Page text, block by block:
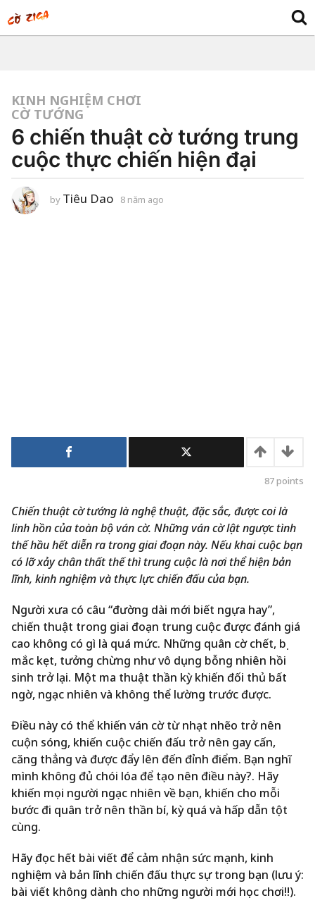
KINH NGHIỆM CHƠI
CỜ TƯỚNG
6 chiến thuật cờ tướng trung
cuộc thực chiến hiện đại
by Tiêu Dao 8 năm ago
87points
Chiến thuật cờ tướng là nghệ thuật, đặc sắc, được coi là
linh hồn của toàn bộ ván cờ. Những ván cờ lật ngược tình
thế hầu hết diễn ra trong giai đoạn này. Nếu khai cuộc bạn
có lỡ xảy chân thất thế thì trung cuộc là nơi thể hiện bản
lĩnh, kinh nghiệm và thực lực chiến đấu của bạn.
Người xưa có câu “đường dài mới biết ngựa hay”,
chiến thuật trong giai đoạn trung cuộc được đánh giá
cao không có gì là quá mức. Những quân cờ chết, bị
mắc kẹt, tưởng chừng như vô dụng bỗng nhiên hồi
sinh trở lại. Một ma thuật thần kỳ khiến đối thủ bất
ngờ, ngạc nhiên và không thể lường trước được.
Điều này có thể khiến ván cờ từ nhạt nhẽo trở nên
cuộn sóng, khiến cuộc chiến đấu trở nên gay cấn,
căng thẳng và được đẩy lên đến đỉnh điểm. Bạn nghĩ
mình không đủ chói lóa để tạo nên điều này?. Hãy
khiến mọi người ngạc nhiên về bạn, khiến cho mỗi
bước đi quân trở nên thần bí, kỳ quá và hấp dẫn tột
cùng.
Hãy đọc hết bài viết để cảm nhận sức mạnh, kinh
nghiệm và bản lĩnh chiến đấu thực sự trong bạn (lưu ý:
bài viết không dành cho những người mới học chơi!!).